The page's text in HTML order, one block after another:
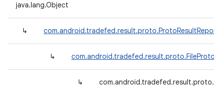
java.lang.Object
↳
↳
↳